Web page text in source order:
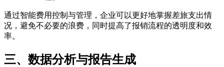
通过智能费用控制与管理，企业可以更好地掌握差旅支出情
况，避免不必要的浪费，同时提高了报销流程的透明度和效
率。
三、数据分析与报告生成